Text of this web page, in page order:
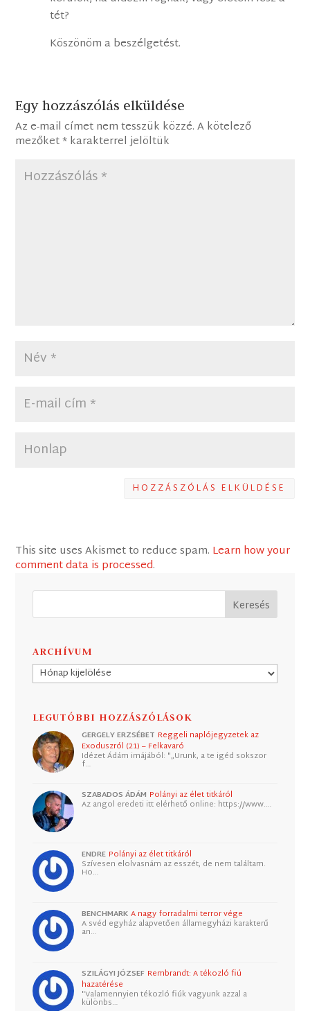
tét?
Köszönöm a beszélgetést.
Egy hozzászólás elküldése
Az e-mail címet nem tesszük közzé. A kötelező
mezőket*karakterrel jelöltük
HOZZÁSZÓLÁS ELKÜLDÉSE
This site uses Akismet to reduce spam. Learn how your
comment data is processed.
ARCHÍVUM
Archívum
LEGUTÓBBI HOZZÁSZÓLÁSOK
GERGELY ERZSÉBET Reggeli naplójegyzetek az
Exoduszról (21) – Felkavaró
Idézet Ádám imájából: "„Urunk, a te igéd sokszor
f…
SZABADOS ÁDÁM Polányi az élet titkáról
Az angol eredeti itt elérhető online: https://www.…
ENDRE Polányi az élet titkáról
Szívesen elolvasnám az esszét, de nem találtam.
Ho…
BENCHMARK A nagy forradalmi terror vége
A svéd egyház alapvetően államegyházi karakterű
an…
SZILÁGYI JÓZSEF Rembrandt: A tékozló fiú
hazatérése
"Valamennyien tékozló fiúk vagyunk azzal a
különbs…